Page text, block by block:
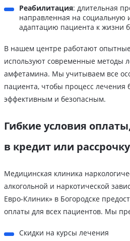
Реабилитация: длительная
направленная на социальную
адаптацию пациента к жизни
В нашем центре работают
используют современные методы
амфетамина. Мы учитываем все
пациента, чтобы процесс лечения
эффективным и безопасным.
Гибкие условия
в кредит или рассрочку
Медицинская клиника
алкогольной и наркотической
Евро-Клиник» в Богородске
оплаты для всех пациентов. Мы
Скидки на курсы лечения